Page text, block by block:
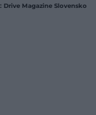
Drive Magazine Slovensko